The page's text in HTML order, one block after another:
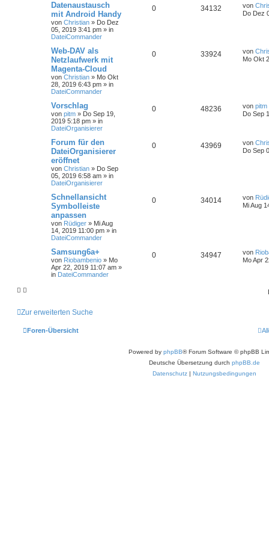
Datenaustausch
mit Android Handy
von Christian » Do Dez
05, 2019 3:41 pm » in
DateiCommander
0 34132 von
Do Dez
Web-DAV als
Netzlaufwerk mit
Magenta-Cloud
von Christian » Mo Okt
28, 2019 6:43 pm » in
DateiCommander
0 33924 von
Mo Okt
Vorschlag
von pitm » Do Sep 19,
2019 5:18 pm » in
DateiOrganisierer
0 48236 von pitm
Do Sep
Forum für den
DateiOrganisierer
eröffnet
von Christian » Do Sep
05, 2019 6:58 am » in
DateiOrganisierer
0 43969 von
Do Sep
Schnellansicht
Symbolleiste
anpassen
von Rüdiger » Mi Aug
14, 2019 11:00 pm » in
DateiCommander
0 34014 von
Mi Aug
Samsung6a+
von Riobambenio » Mo
Apr 22, 2019 11:07 am »
in DateiCommander
0 34947 von
Mo Apr
Zur erweiterten Suche
Foren-Übersicht
Powered by phpBB® Forum Software © phpBB
Deutsche Übersetzung durch phpBB.de
Datenschutz | Nutzungsbedingungen